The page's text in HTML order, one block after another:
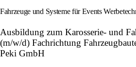
Fahrzeuge und Systeme für Events
Ausbildung zum Karosserie- und
(m/w/d) Fachrichtung
Peki GmbH